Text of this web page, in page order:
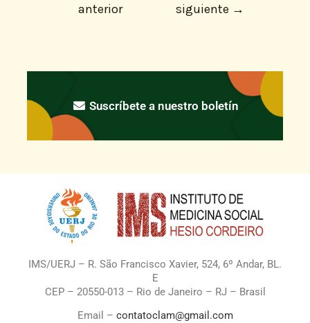
anterior
siguiente →
Suscríbete a nuestro boletín
IMS/UERJ – R. São Francisco Xavier, 524, 6º Andar, BL.
E
CEP – 20550-013 – Rio de Janeiro – RJ – Brasil
Email – contatoclam@gmail.com